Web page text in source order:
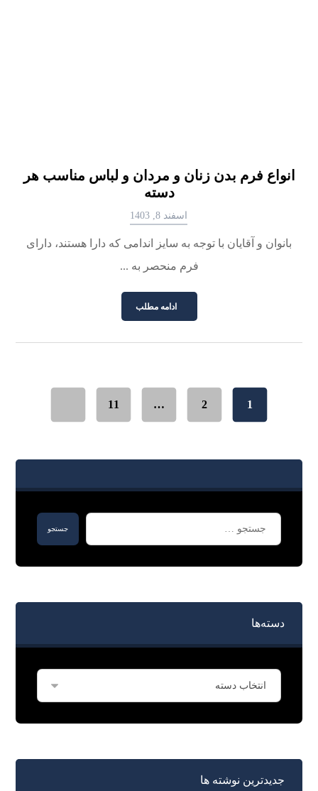
انواع فرم بدن زنان و مردان و لباس مناسب هر
دسته
اسفند 8, 1403
بانوان و آقایان با توجه به سایز اندامی که دارا هستند، دارای
فرم منحصر به ...
ادامه مطلب
1
2
…
11
دسته‌ها
جدیدترین نوشته ها